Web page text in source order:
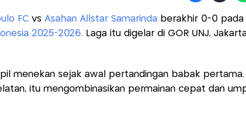
FCvs Asahan Allstar Samarindaberakhir 0-0 pada
2025-2026. Laga itu digelar di GOR UNJ,
menekan sejak awal pertandingan babak pertama.
itu mengombinasikan permainan cepat dan